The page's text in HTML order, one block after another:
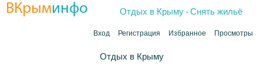
ВКрыминфо Отдых в Крыму .Снять жильё
Вход Регистрация Избранное Просмотры
Отдых в Крыму